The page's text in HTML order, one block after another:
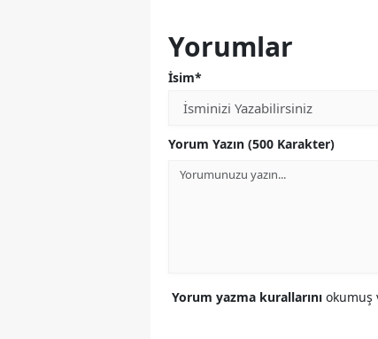
Yorumlar
İsim*
Yorum Yazın (500 Karakter)
Yorum yazma kurallarını okumuş